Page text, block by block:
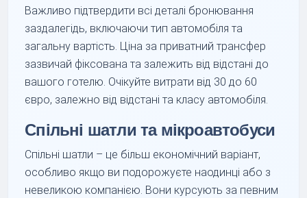
Важливо підтвердити всі деталі бронювання
заздалегідь, включаючи тип автомобіля та
загальну вартість. Ціна за приватний трансфер
зазвичай фіксована та залежить від відстані до
вашого готелю. Очікуйте витрати від 30 до 60
євро, залежно від відстані та класу автомобіля.
Спільні шатли та мікроавтобуси
Спільні шатли – це більш економічний варіант,
особливо якщо ви подорожуєте наодинці або з
невеликою компанією. Вони курсують за певним